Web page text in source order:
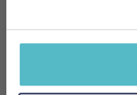
Breedte
98 cm
Hoogte